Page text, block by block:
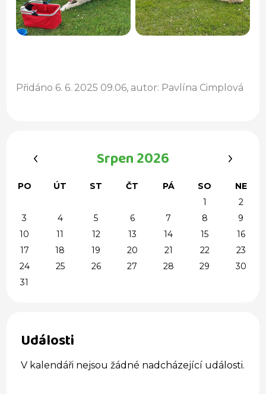
Přidáno 6. 6. 2025 09.06, autor: Pavlína Cimplová
Srpen 2026
PO ÚT ST ČT PÁ SO
NE
1
2
3
4 5 6 7 8
9
10
11 12 13 14 15
16
17
18 19 20 21 22
23
24
25 26 27 28 29
30
31
Události
V kalendáři nejsou žádné nadcházející události.